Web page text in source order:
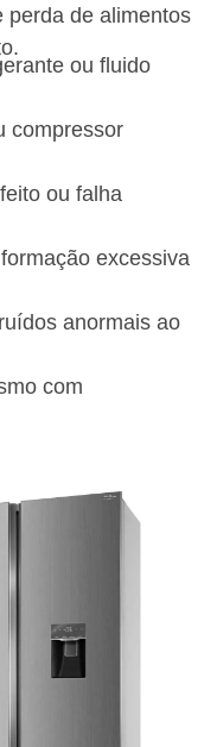
perda de alimentos
ou fluido
compressor
ou falha
excessiva
anormais ao
com